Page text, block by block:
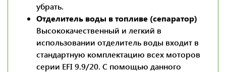
убрать.
Отделитель воды в топливе (сепаратор)
Высококачественный и легкий в
использовании отделитель воды входит в
стандартную комплектацию всех моторов
серии EFI 9.9/20. С помощью данного